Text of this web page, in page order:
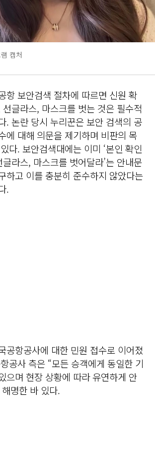
캡처
항 보안검색 절차에 따르면 신원 확
글라스, 마스크를 벗는 것은 필수적
. 논란 당시 누리꾼은 보안 검색의 공
에 대해 의문을 제기하며 비판의 목
다. 보안검색대에는 이미 ‘본인 확인
라스, 마스크를 벗어달라’는 안내문
하고 이를 충분히 준수하지 않았다는
.
공항공사에 대한 민원 접수로 이어졌
공사 측은 “모든 승객에게 동일한 기
으며 현장 상황에 따라 유연하게 안
명한 바 있다.